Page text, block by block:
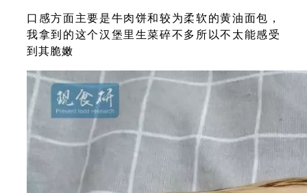
口感方面主要是牛肉饼和较为柔软的黄油面包，
我拿到的这个汉堡里生菜碎不多所以不太能感受
到其脆嫩